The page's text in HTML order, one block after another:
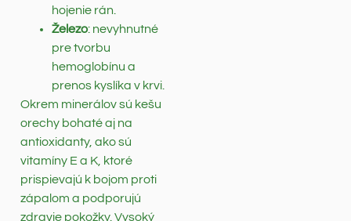
hojenie rán.
Železo: nevyhnutné
pre tvorbu
hemoglobínu a
prenos kyslíka v krvi.
Okrem minerálov sú kešu
orechy bohaté aj na
antioxidanty, ako sú
vitamíny E a K, ktoré
prispievajú k bojom proti
zápalom a podporujú
zdravie pokožky. Vysoký